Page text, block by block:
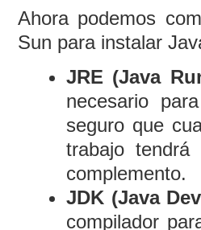
Ahora podemos
Sun para instalar
JRE (Java
necesario
seguro que
trabajo
complemento.
JDK (Java
compilador